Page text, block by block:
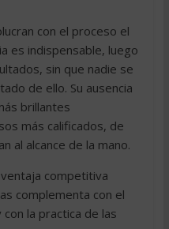
con el proceso el
es indispensable, luego
sin que nadie se
de ello. Su ausencia
brillantes
más calificados, de
alcance de la mano.
ventaja competitiva
complementa con el
la practica de las